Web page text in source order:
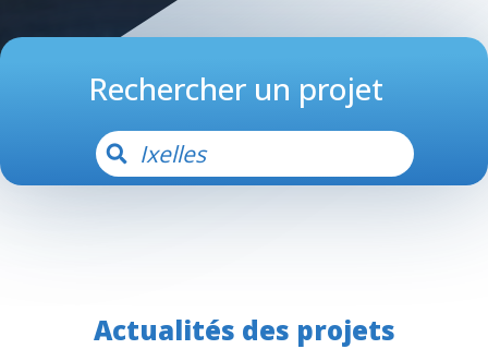
Rechercher un projet
Actualités des projets